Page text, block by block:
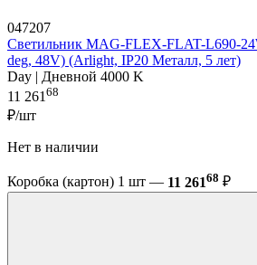
047207
Светильник MAG-FLEX-FLAT-L690-
deg, 48V) (Arlight, IP20 Металл, 5 лет)
Day | Дневной 4000 K
11 26168
₽/шт
Нет в наличии
Коробка (картон) 1 шт — 11 26168 ₽